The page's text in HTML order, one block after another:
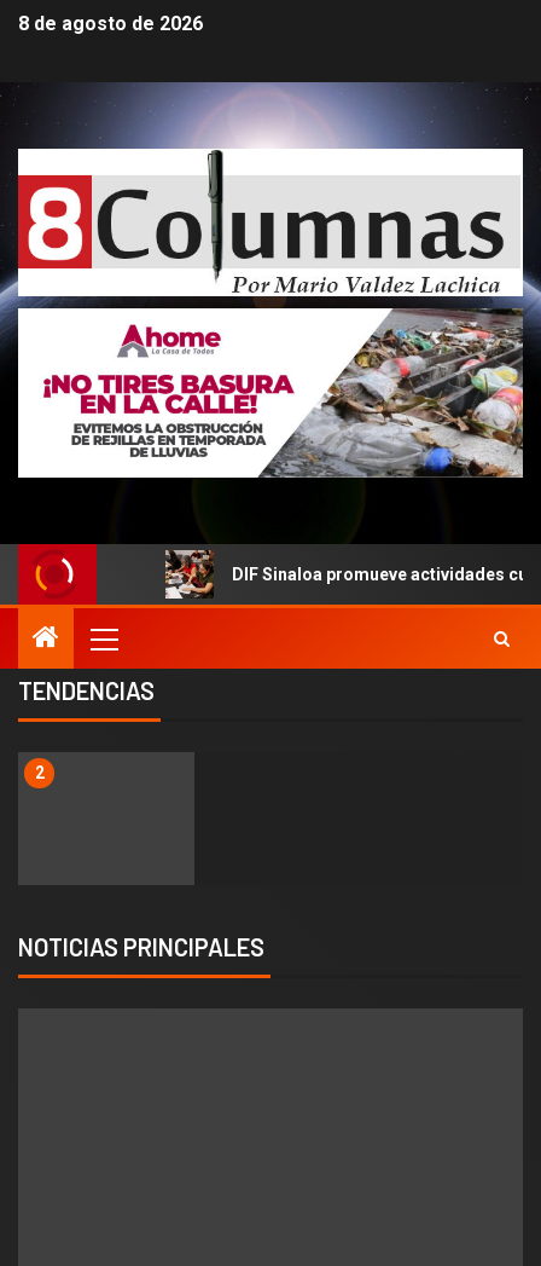
8 de agosto de 2026
DIF Sinaloa promueve actividades culturales en
TENDENCIAS
2
NOTICIAS PRINCIPALES